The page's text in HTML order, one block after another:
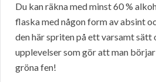
Du kan räkna med minst 60 %
flaska med någon form av absint
den här spriten på ett varsamt sätt
upplevelser som gör att man
gröna fen!